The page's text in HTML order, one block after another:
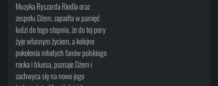
Muzyka Ryszarda Riedla oraz
zespołu Dżem, zapadła w pamięć
ludzi do tego stopnia, że do tej pory
żyje własnym życiem, a kolejne
pokolenia młodych fanów polskiego
rocka i bluesa, poznaje Dżem i
zachwyca się na nowo jego